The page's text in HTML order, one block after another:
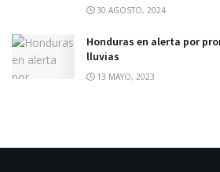
30 AGOSTO, 2024
Honduras en alerta por
lluvias
13 MAYO, 2023